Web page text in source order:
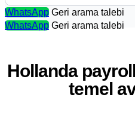
WhatsApp Geri arama talebi
WhatsApp Geri arama talebi
Hollanda
temel